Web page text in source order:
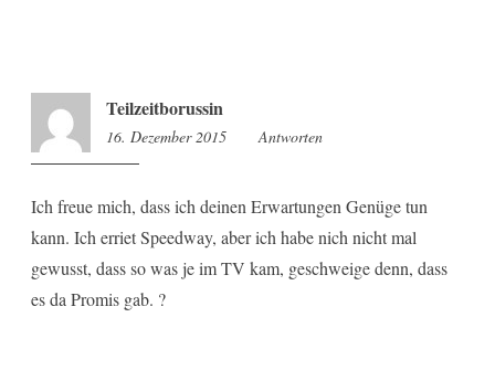
Teilzeitborussin
16. Dezember 2015 8:07
Antworten
Ich freue mich, dass ich deinen Erwartungen Genüge tun
kann. Ich erriet Speedway, aber ich habe nich nicht mal
gewusst, dass so was je im TV kam, geschweige denn, dass
es da Promis gab. ?